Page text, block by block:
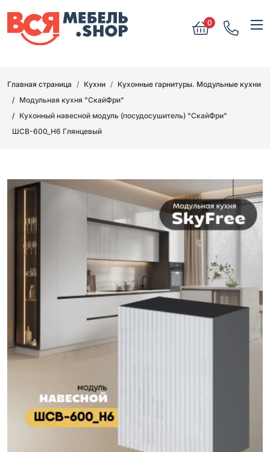
0
Главная страница Кухни
Кухонные гарнитуры. Модульные кухни
Модульная кухня "СкайФри"
Кухонный навесной модуль (посудосушитель) "СкайФри"
ШСВ-600_Н6 Глянцевый